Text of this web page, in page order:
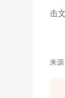
击
来